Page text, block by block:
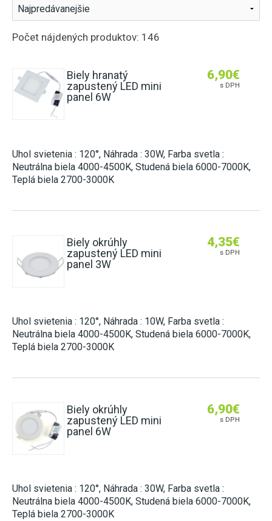
NÚDZOVÉ OSVETLENIE
VISIACE LAMPY
OVLÁDAČE A STMIEVAČE
E14 (MALÝ ZÁVIT)
ŽIAROVKY DO VEREJNÉHO OSVETLENIA
INÉ ŽIAROVKY (MR11, AR111, GU11)
2G11 (DO POULIČNÝCH LÁMP)
LINEÁRNE SVIETIDLÁ
GERMICÍDNE LAMPY
SENZORY
SMART
LAPAČE HMYZU
Počet nájdených produktov: 146
Biely hranatý
zapustený LED mini
panel 6W
6,90€
s DPH
Uhol svietenia : 120°, Náhrada : 30W, Farba svetla :
Neutrálna biela 4000-4500K, Studená biela 6000-7000K,
Teplá biela 2700-3000K
Biely okrúhly
zapustený LED mini
panel 3W
4,35€
s DPH
Uhol svietenia : 120°, Náhrada : 10W, Farba svetla :
Neutrálna biela 4000-4500K, Studená biela 6000-7000K,
Teplá biela 2700-3000K
Biely okrúhly
zapustený LED mini
panel 6W
6,90€
s DPH
Uhol svietenia : 120°, Náhrada : 30W, Farba svetla :
Neutrálna biela 4000-4500K, Studená biela 6000-7000K,
Teplá biela 2700-3000K